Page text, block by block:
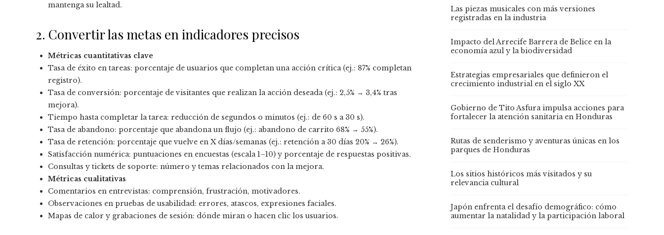
mantenga su lealtad.
2. Convertir las metas en indicadores precisos
Métricas cuantitativas clave
Tasa de éxito en tareas: porcentaje de usuarios que completan una acción crítica (ej.: 87% completan
registro).
Tasa de conversión: porcentaje de visitantes que realizan la acción deseada (ej.: 2,5% → 3,4% tras
mejora).
Tiempo hasta completar la tarea: reducción de segundos o minutos (ej.: de 60 s a 30 s).
Tasa de abandono: porcentaje que abandona un flujo (ej.: abandono de carrito 68% → 55%).
Tasa de retención: porcentaje que vuelve en X días/semanas (ej.: retención a 30 días 20% → 26%).
Satisfacción numérica: puntuaciones en encuestas (escala 1–10) y porcentaje de respuestas positivas.
Consultas y tickets de soporte: número y temas relacionados con la mejora.
Métricas cualitativas
Comentarios en entrevistas: comprensión, frustración, motivadores.
Observaciones en pruebas de usabilidad: errores, atascos, expresiones faciales.
Mapas de calor y grabaciones de sesión: dónde miran o hacen clic los usuarios.
Las piezas musicales con más versiones
registradas en la industria
Impacto del Arrecife Barrera de Belice en la
economía azul y la biodiversidad
Estrategias empresariales que definieron el
crecimiento industrial en el siglo XX
Gobierno de Tito Asfura impulsa acciones para
fortalecer la atención sanitaria en Honduras
Rutas de senderismo y aventuras únicas en los
parques de Honduras
Los sitios históricos más visitados y su
relevancia cultural
Japón enfrenta el desafío demográfico: cómo
aumentar la natalidad y la participación laboral